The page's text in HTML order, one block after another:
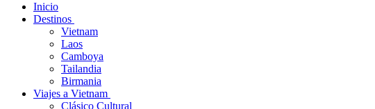
Inicio
Destinos
Vietnam
Laos
Camboya
Tailandia
Birmania
Viajes a Vietnam
Clásico Cultural